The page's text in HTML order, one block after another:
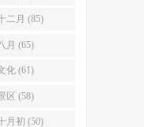
二月 (85)
月 (65)
化 (61)
区 (58)
月初 (50)